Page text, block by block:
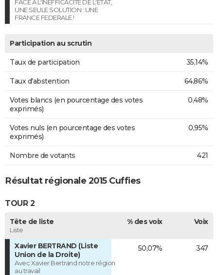
FACE A L'INEFFICACITE DE L'ETAT,
UNE SEULE SOLUTION : UNE
FRANCE FEDERALE !
Participation au scrutin
Taux de participation 35,14%
Taux d'abstention 64,86%
Votes blancs (en pourcentage des votes
exprimés)
0,48%
Votes nuls (en pourcentage des votes
exprimés)
0,95%
Nombre de votants 421
Résultat régionale 2015 Cuffies
TOUR 2
Tête de liste
Liste
% des voix Voix
Xavier BERTRAND (Liste
Union de la Droite)
Avec Xavier Bertrand notre région
au travail
50,07% 347